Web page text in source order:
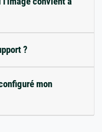
?
mon